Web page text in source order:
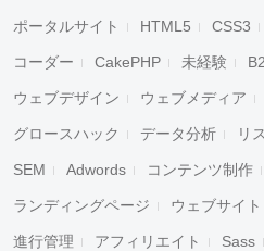
ポータルサイト HTML5 CSS3
コーダー CakePHP 未経験
ウェブデザイン ウェブメディア
グロースハック データ分析 リ
SEM Adwords コンテンツ制作
ランディングページ ウェブサイト
進行管理 アフィリエイト Sass